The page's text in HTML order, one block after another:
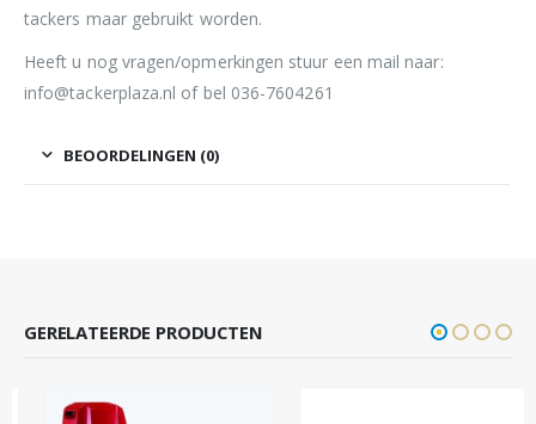
tackers maar gebruikt worden.
Heeft u nog vragen/opmerkingen stuur een mail naar:
info@tackerplaza.nl of bel 036-7604261
BEOORDELINGEN (0)
GERELATEERDE PRODUCTEN